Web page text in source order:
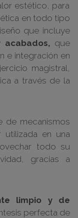
estético, para
en todo tipo
que incluye
que
e integración en
magistral,
a través de la
de mecanismos
en una
todo su
gracias a
limpio y de
perfecta de